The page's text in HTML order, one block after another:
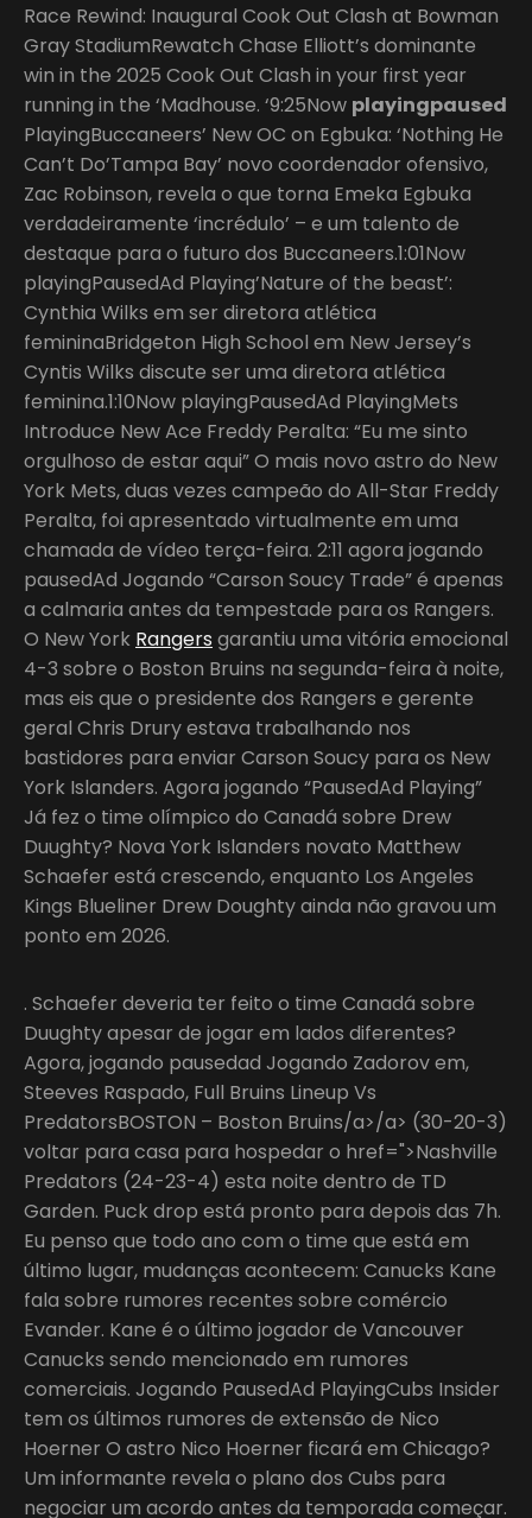
Race Rewind: Inaugural Cook Out Clash at Bowman
Gray StadiumRewatch Chase Elliott’s dominante
win in the 2025 Cook Out Clash in your first year
running in the ‘Madhouse. ‘9:25Now playingpaused
PlayingBuccaneers’ New OC on Egbuka: ‘Nothing He
Can’t Do’Tampa Bay’ novo coordenador ofensivo,
Zac Robinson, revela o que torna Emeka Egbuka
verdadeiramente ‘incrédulo’ – e um talento de
destaque para o futuro dos Buccaneers.1:01Now
playingPausedAd Playing’Nature of the beast’:
Cynthia Wilks em ser diretora atlética
femininaBridgeton High School em New Jersey’s
Cyntis Wilks discute ser uma diretora atlética
feminina.1:10Now playingPausedAd PlayingMets
Introduce New Ace Freddy Peralta: “Eu me sinto
orgulhoso de estar aqui” O mais novo astro do New
York Mets, duas vezes campeão do All-Star Freddy
Peralta, foi apresentado virtualmente em uma
chamada de vídeo terça-feira. 2:11 agora jogando
pausedAd Jogando “Carson Soucy Trade” é apenas
a calmaria antes da tempestade para os Rangers.
O New York Rangers garantiu uma vitória emocional
4-3 sobre o Boston Bruins na segunda-feira à noite,
mas eis que o presidente dos Rangers e gerente
geral Chris Drury estava trabalhando nos
bastidores para enviar Carson Soucy para os New
York Islanders. Agora jogando “PausedAd Playing”
Já fez o time olímpico do Canadá sobre Drew
Duughty? Nova York Islanders novato Matthew
Schaefer está crescendo, enquanto Los Angeles
Kings Blueliner Drew Doughty ainda não gravou um
ponto em 2026.
. Schaefer deveria ter feito o time Canadá sobre
Duughty apesar de jogar em lados diferentes?
Agora, jogando pausedad Jogando Zadorov em,
Steeves Raspado, Full Bruins Lineup Vs
PredatorsBOSTON – Boston Bruins/a>/a> (30-20-3)
voltar para casa para hospedar o href=">Nashville
Predators (24-23-4) esta noite dentro de TD
Garden. Puck drop está pronto para depois das 7h.
Eu penso que todo ano com o time que está em
último lugar, mudanças acontecem: Canucks Kane
fala sobre rumores recentes sobre comércio
Evander. Kane é o último jogador de Vancouver
Canucks sendo mencionado em rumores
comerciais. Jogando PausedAd PlayingCubs Insider
tem os últimos rumores de extensão de Nico
Hoerner O astro Nico Hoerner ficará em Chicago?
Um informante revela o plano dos Cubs para
negociar um acordo antes da temporada começar.